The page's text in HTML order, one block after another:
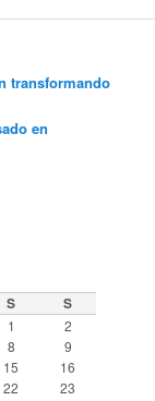
transformando
en
S S
1
2
8
9
15
16
22
23